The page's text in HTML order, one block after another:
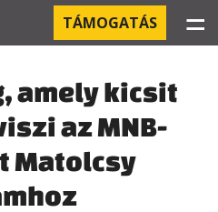
TÁMOGATÁS ☰
amely kicsit
az MNB-
Matolcsy